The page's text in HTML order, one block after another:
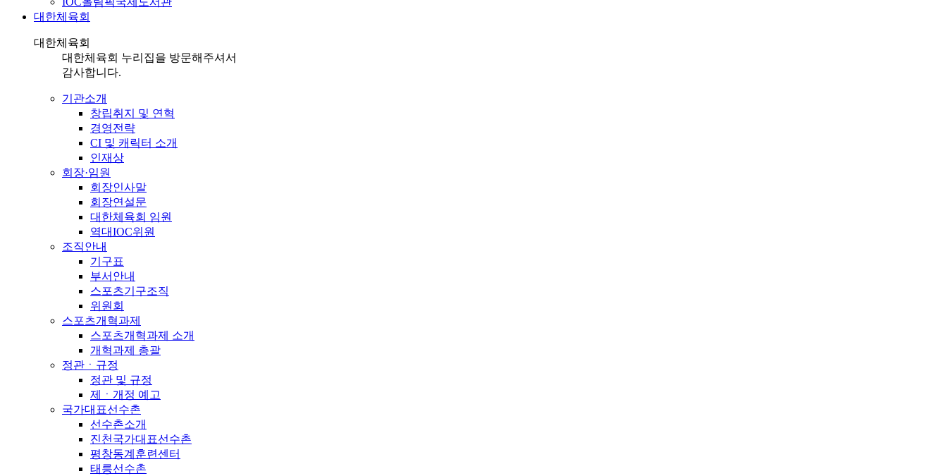
대한체육회
대한체육회
대한체육회 누리집을 방문해주셔서
감사합니다.
기관소개
창립취지 및 연혁
경영전략
CI 및 캐릭터 소개
인재상
회장·임원
회장인사말
회장연설문
대한체육회 임원
역대IOC위원
조직안내
기구표
부서안내
스포츠기구조직
위원회
스포츠개혁과제
스포츠개혁과제 소개
개혁과제 총괄
정관ㆍ규정
정관 및 규정
제ㆍ개정 예고
국가대표선수촌
선수촌소개
진천국가대표선수촌
평창동계훈련센터
태릉선수촌